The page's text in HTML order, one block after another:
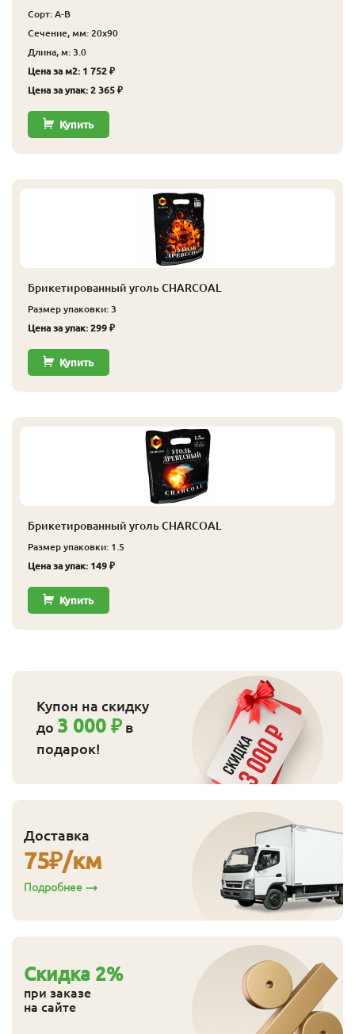
Сорт: А-В
Сечение, мм: 20x90
Длина, м: 3.0
Цена за м2: 1 752 ₽
Цена за упак: 2 365 ₽
Купить
Брикетированный уголь CHARCOAL
Размер упаковки: 3
Цена за упак: 299 ₽
Купить
Брикетированный уголь CHARCOAL
Размер упаковки: 1.5
Цена за упак: 149 ₽
Купить
Купон на скидку
до 3 000 ₽ в
подарок!
Доставка
75₽/км
Подробнее
Cкидка 2%
при заказе
на сайте